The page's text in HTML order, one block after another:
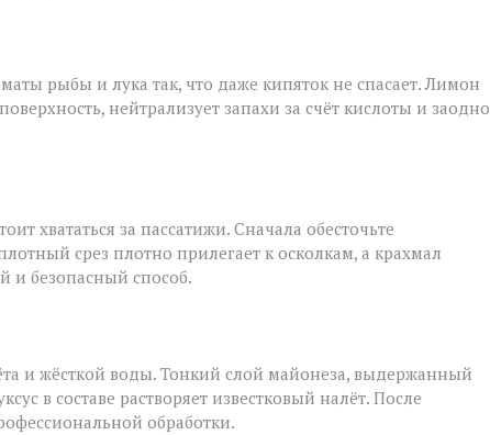
рыбы и лука так, что даже кипяток не спасает. Лимон
нейтрализует запахи за счёт кислоты и заодно
хвататься за пассатижи. Сначала обесточьте
срез плотно прилегает к осколкам, а крахмал
и безопасный способ.
и жёсткой воды. Тонкий слой майонеза, выдержанный
в составе растворяет известковый налёт. После
обработки.